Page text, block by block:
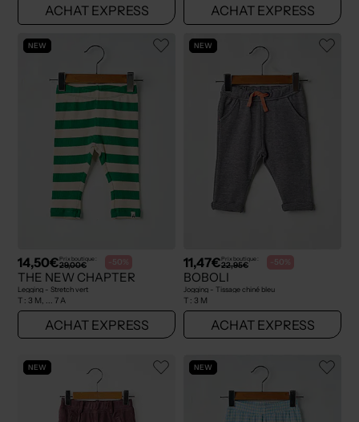
ACHAT EXPRESS ACHAT EXPRESS
NEW
14,50€Prix boutique :
29,00€ -50%
THE NEW CHAPTER
Legging - Stretch vert
T : 3 M, ... 7 A
ACHAT EXPRESS
NEW
11,47€Prix boutique :
22,95€ -50%
BOBOLI
Jogging - Tissage chiné bleu
T : 3 M
ACHAT EXPRESS
NEW NEW